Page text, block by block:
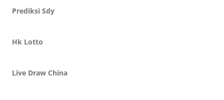
Prediksi Sdy
Hk Lotto
Live Draw China